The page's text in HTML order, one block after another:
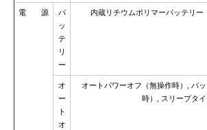
電 源
バ
ッ
テ
リ
ー
内蔵リチウムポリマーバッテリー
オ
ー
ト
オ
オートパワーオフ（無操作時）, バ
時）, スリープタ